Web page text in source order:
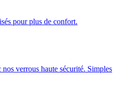
pour plus de confort.
verrous haute sécurité. Simples